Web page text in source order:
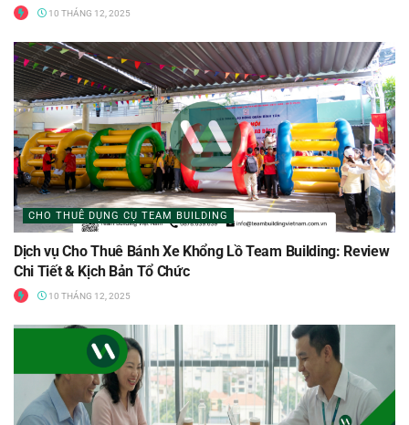
10 THÁNG 12, 2025
CHO THUÊ DỤNG CỤ TEAM BUILDING
Dịch vụ Cho Thuê Bánh Xe Khổng Lồ Team Building: Review
Chi Tiết & Kịch Bản Tổ Chức
10 THÁNG 12, 2025